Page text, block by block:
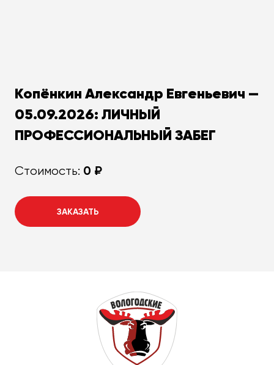
Копёнкин Александр Евгеньевич —
05.09.2026: ЛИЧНЫЙ
ПРОФЕССИОНАЛЬНЫЙ ЗАБЕГ
Стоимость: 0 ₽
ЗАКАЗАТЬ